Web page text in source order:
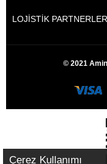
LOJİSTİK
© 2021
Çerez Kullanımı